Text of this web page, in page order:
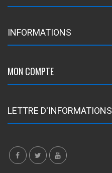
INFORMATIONS
MON COMPTE
LETTRE D'INFORMATIONS